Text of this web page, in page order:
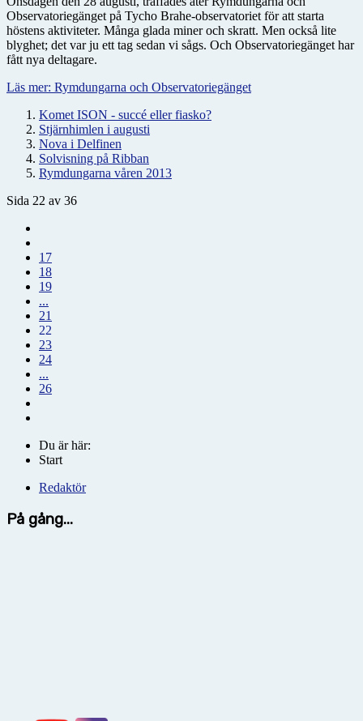
Observatoriegänget på Tycho Brahe-observatoriet för att starta
höstens aktiviteter. Många glada miner och skratt. Men också lite
blyghet; det var ju ett tag sedan vi sågs. Och Observatoriegänget har
fått nya deltagare.
Läs mer: Rymdungarna och Observatoriegänget
Komet ISON - succé eller fiasko?
Stjärnhimlen i augusti
Nova i Delfinen
Solvisning på Ribban
Rymdungarna våren 2013
Sida 22 av 36
17
18
19
...
21
22
23
24
...
26
Du är här:
Start
Redaktör
På gång...